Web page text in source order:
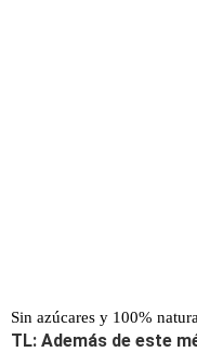
Sin azúcares y 100%
TL: Además de este